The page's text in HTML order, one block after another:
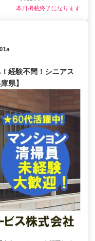
本日掲載終了になります
経験不問！シニアス
県】